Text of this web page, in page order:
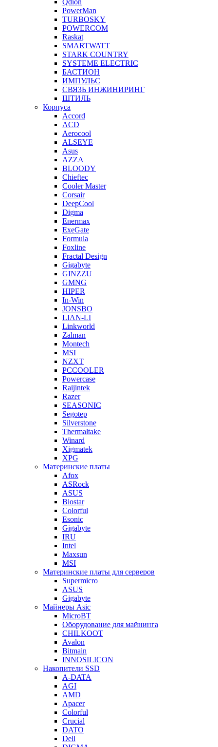
Qdion
PowerMan
TURBOSKY
POWERCOM
Raskat
SMARTWATT
STARK COUNTRY
SYSTEME ELECTRIC
БАСТИОН
ИМПУЛЬС
СВЯЗЬ ИНЖИНИРИНГ
ШТИЛЬ
Корпуса
Accord
ACD
Aerocool
ALSEYE
Asus
AZZA
BLOODY
Chieftec
Cooler Master
Corsair
DeepCool
Digma
Enermax
ExeGate
Formula
Foxline
Fractal Design
Gigabyte
GINZZU
GMNG
HIPER
In-Win
JONSBO
LIAN-LI
Linkworld
Zalman
Montech
MSI
NZXT
PCCOOLER
Powercase
Raijintek
Razer
SEASONIC
Segotep
Silverstone
Thermaltake
Winard
Xigmatek
XPG
Материнские платы
Afox
ASRock
ASUS
Biostar
Colorful
Esonic
Gigabyte
IRU
Intel
Maxsun
MSI
Материнские платы для серверов
Supermicro
ASUS
Gigabyte
Майнеры Asic
MicroBT
Оборудование для майнинга
CHILKOOT
Avalon
Bitmain
INNOSILICON
Накопители SSD
A-DATA
AGI
AMD
Apacer
Colorful
Crucial
DATO
Dell